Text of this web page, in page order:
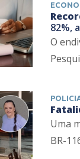
82%,
O
Uma
BR-